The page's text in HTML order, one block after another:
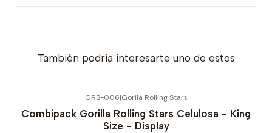
También podría interesarte uno de estos
GRS-006|Gorila Rolling Stars
Combipack Gorilla Rolling Stars Celulosa - King
Size - Display